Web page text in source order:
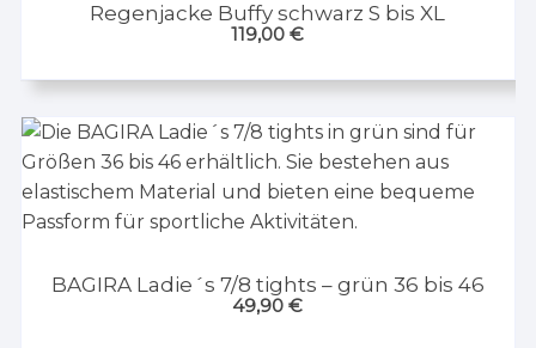
Regenjacke Buffy schwarz S bis XL
119,00€
BAGIRA Ladie´s 7/8 tights – grün 36 bis 46
49,90€